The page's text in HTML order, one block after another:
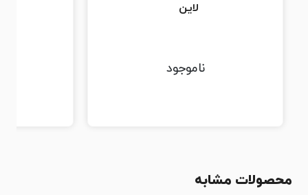
لاین
ناموجود
محصولات مشابه